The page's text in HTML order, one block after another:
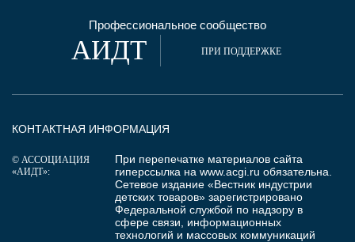
Профессиональное сообщество
АИДТ ПРИ ПОДДЕРЖКЕ
КОНТАКТНАЯ ИНФОРМАЦИЯ
© АССОЦИАЦИЯ
«АИДТ»:
При перепечатке материалов сайта
гиперссылка на www.acgi.ru обязательна.
Сетевое издание «Вестник индустрии
детских товаров» зарегистрировано
Федеральной службой по надзору в
сфере связи, информационных
технологий и массовых коммуникаций